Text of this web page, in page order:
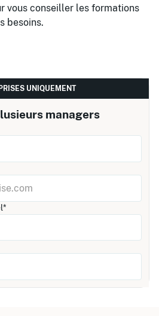
vous conseiller les formations
besoins.
UNIQUEMENT
managers